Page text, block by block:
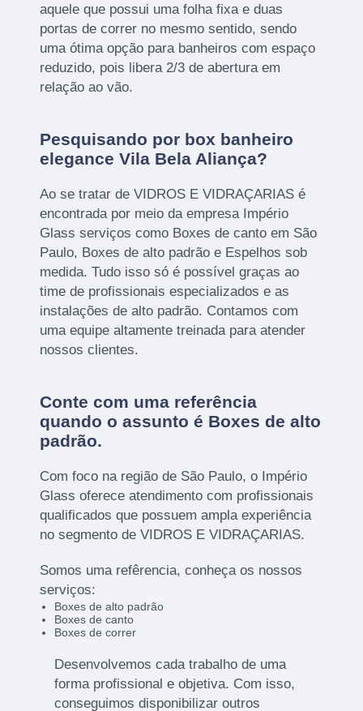
aquele que possui uma folha fixa e duas
portas de correr no mesmo sentido, sendo
uma ótima opção para banheiros com espaço
reduzido, pois libera 2/3 de abertura em
relação ao vão.
Pesquisando por box banheiro
elegance Vila Bela Aliança?
Ao se tratar de VIDROS E VIDRAÇARIAS é
encontrada por meio da empresa Império
Glass serviços como Boxes de canto em São
Paulo, Boxes de alto padrão e Espelhos sob
medida. Tudo isso só é possível graças ao
time de profissionais especializados e as
instalações de alto padrão. Contamos com
uma equipe altamente treinada para atender
nossos clientes.
Conte com uma referência
quando o assunto é Boxes de alto
padrão.
Com foco na região de São Paulo, o Império
Glass oferece atendimento com profissionais
qualificados que possuem ampla experiência
no segmento de VIDROS E VIDRAÇARIAS.
Somos uma refêrencia, conheça os nossos
serviços:
Boxes de alto padrão
Boxes de canto
Boxes de correr
Desenvolvemos cada trabalho de uma
forma profissional e objetiva. Com isso,
conseguimos disponibilizar outros